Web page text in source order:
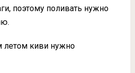
поэтому поливать нужно
летом киви нужно